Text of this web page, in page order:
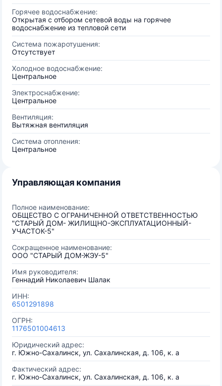
Горячее водоснабжение:
Открытая с отбором сетевой воды на горячее
водоснабжение из тепловой сети
Система пожаротушения:
Отсутствует
Холодное водоснабжение:
Центральное
Электроснабжение:
Центральное
Вентиляция:
Вытяжная вентиляция
Система отопления:
Центральное
Управляющая компания
Полное наименование:
ОБЩЕСТВО С ОГРАНИЧЕННОЙ ОТВЕТСТВЕННОСТЬЮ
"СТАРЫЙ ДОМ- ЖИЛИЩНО-ЭКСПЛУАТАЦИОННЫЙ-
УЧАСТОК-5"
Сокращенное наименование:
ООО "СТАРЫЙ ДОМ-ЖЭУ-5"
Имя руководителя:
Геннадий Николаевич Шалак
ИНН:
6501291898
ОГРН:
1176501004613
Юридический адрес:
г. Южно-Сахалинск, ул. Сахалинская, д. 106, к. а
Фактический адрес:
г. Южно-Сахалинск, ул. Сахалинская, д. 106, к. а